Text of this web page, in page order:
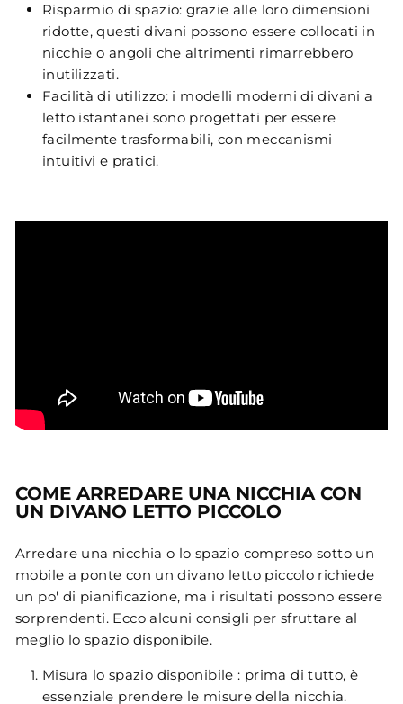
Risparmio di spazio: grazie alle loro dimensioni
ridotte, questi divani possono essere collocati in
nicchie o angoli che altrimenti rimarrebbero
inutilizzati.
Facilità di utilizzo: i modelli moderni di divani a
letto istantanei sono progettati per essere
facilmente trasformabili, con meccanismi
intuitivi e pratici.
COME ARREDARE UNA NICCHIA CON
UN DIVANO LETTO PICCOLO
Arredare una nicchia o lo spazio compreso sotto un
mobile a ponte con un divano letto piccolo richiede
un po' di pianificazione, ma i risultati possono essere
sorprendenti. Ecco alcuni consigli per sfruttare al
meglio lo spazio disponibile.
Misura lo spazio disponibile : prima di tutto, è
essenziale prendere le misure della nicchia.